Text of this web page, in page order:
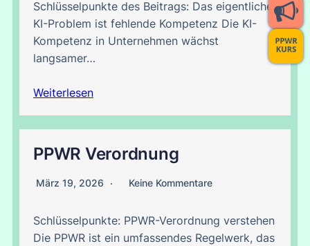
Schlüsselpunkte des Beitrags: Das eigentliche
KI-Problem ist fehlende Kompetenz Die KI-
Kompetenz in Unternehmen wächst
langsamer…
Weiterlesen
PPWR Verordnung
März 19, 2026 Keine Kommentare
Schlüsselpunkte: PPWR-Verordnung verstehen
Die PPWR ist ein umfassendes Regelwerk, das